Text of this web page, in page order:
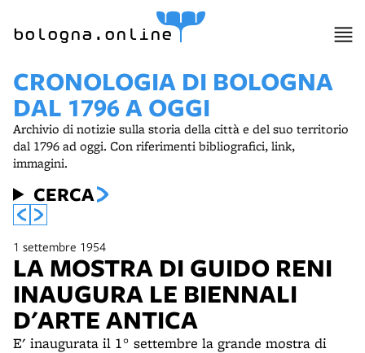
bologna.online
CRONOLOGIA DI BOLOGNA
DAL 1796 A OGGI
Archivio di notizie sulla storia della città e del suo territorio
dal 1796 ad oggi. Con riferimenti bibliografici, link,
immagini.
CERCA
1 settembre 1954
LA MOSTRA DI GUIDO RENI
INAUGURA LE BIENNALI
D'ARTE ANTICA
E' inaugurata il 1° settembre la grande mostra di